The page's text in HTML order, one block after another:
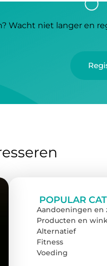
Wacht niet langer en
POPULAR
Aandoeningen en
Producten en
Alternatief
Fitness
Voeding